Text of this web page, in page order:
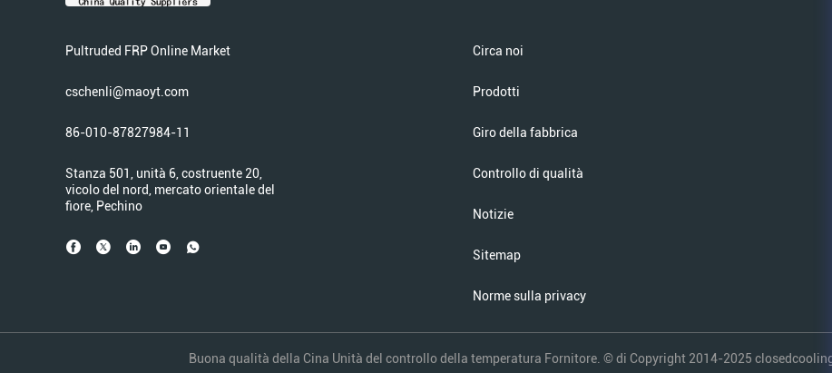
Pultruded FRP Online Market
cschenli@maoyt.com
86-010-87827984-11
Stanza 501, unità 6, costruente 20,
vicolo del nord, mercato orientale del
fiore, Pechino
Circa noi
Prodotti
Giro della fabbrica
Controllo di qualità
Notizie
Sitemap
Norme sulla privacy
Buona qualità della Cina Unità del controllo della temperatura Fornitore. © di Copyright 2014-2025